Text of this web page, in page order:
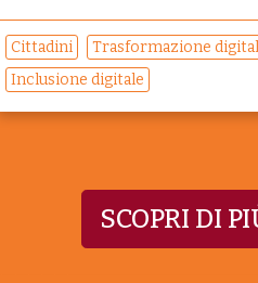
Cittadini
Trasformazione
Inclusione digitale
SCOPRI DI